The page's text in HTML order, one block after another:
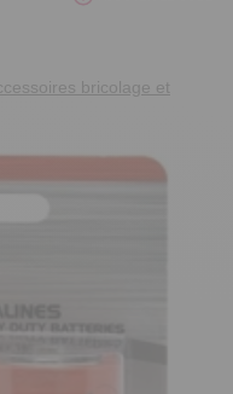
bricolage et